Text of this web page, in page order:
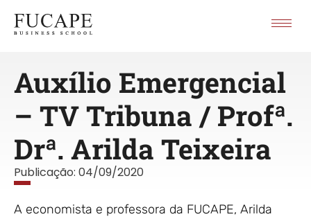
Auxílio Emergencial
– TV Tribuna / Profª.
Drª. Arilda Teixeira
Publicação: 04/09/2020
A economista e professora da FUCAPE, Arilda